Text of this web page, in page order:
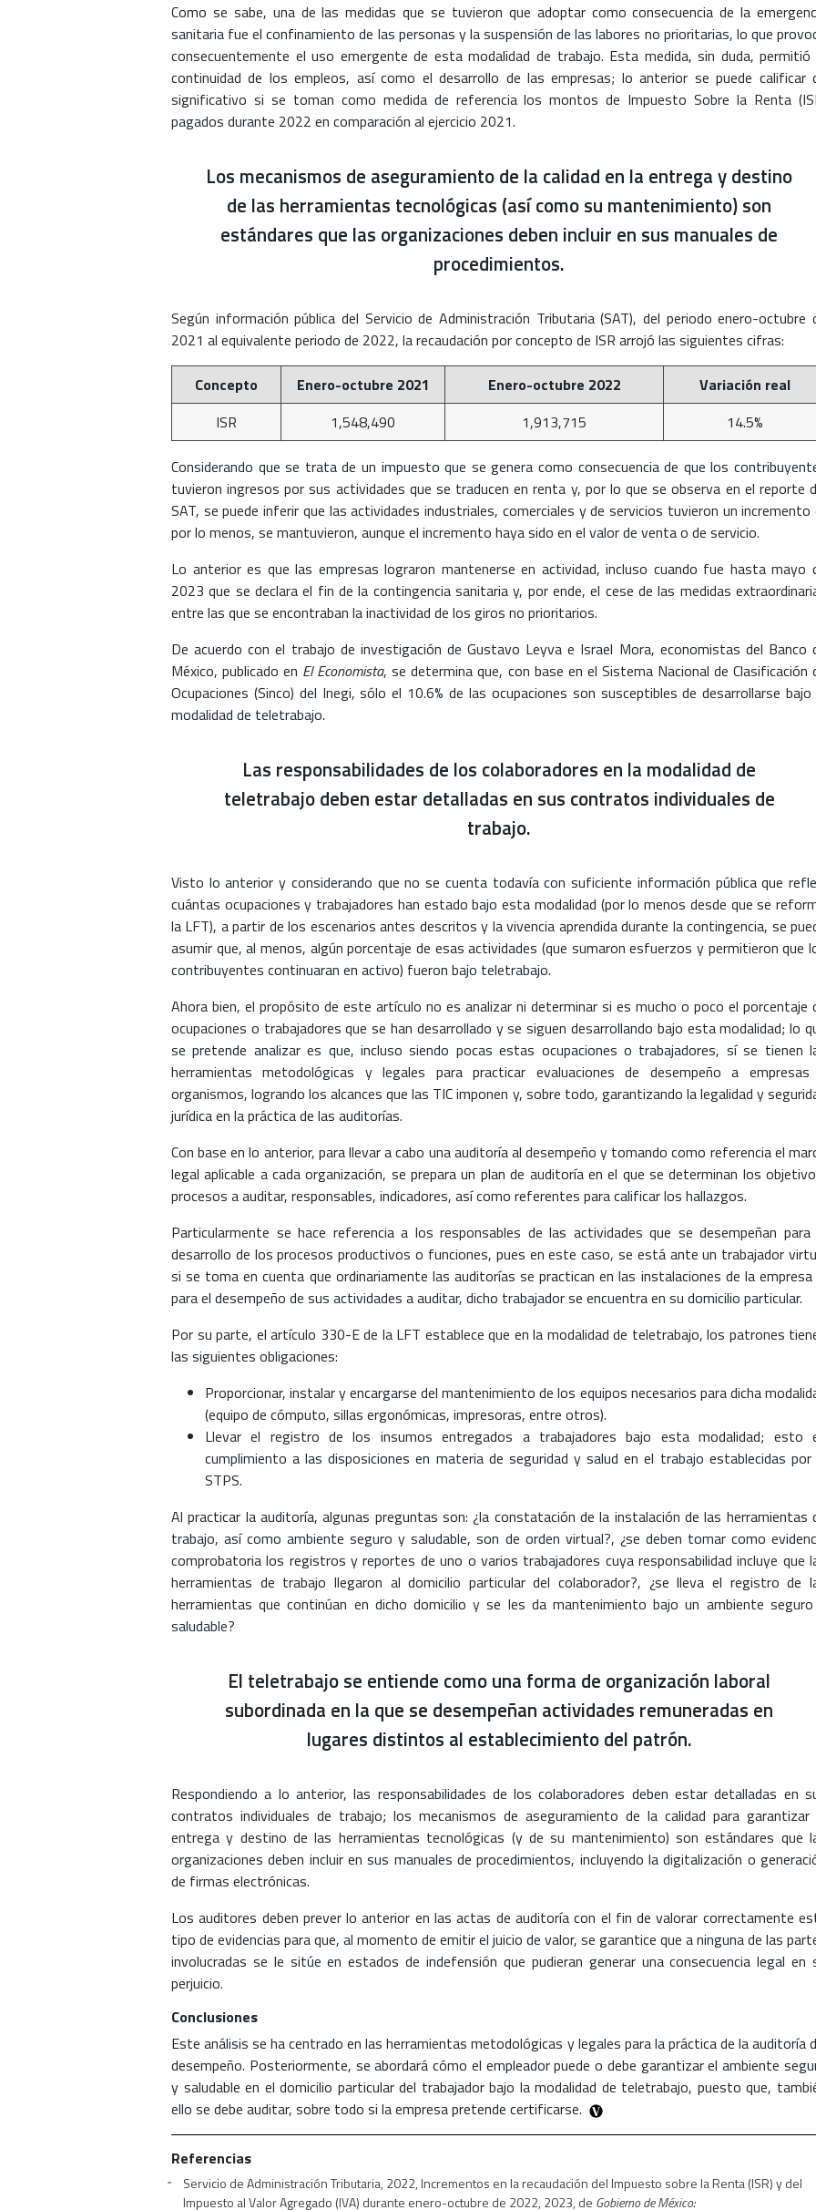
Como se sabe, una de las medidas que se tuvieron que adoptar como consecuencia de la
sanitaria fue el confinamiento de las personas y la suspensión de las labores no prioritarias, lo que
consecuentemente el uso emergente de esta modalidad de trabajo. Esta medida, sin duda, permitió
continuidad de los empleos, así como el desarrollo de las empresas; lo anterior se puede calificar
significativo si se toman como medida de referencia los montos de Impuesto Sobre la Renta
pagados durante 2022 en comparación al ejercicio 2021.
Los mecanismos de aseguramiento de la calidad en la entrega y destino
de las herramientas tecnológicas (así como su mantenimiento) son
estándares que las organizaciones deben incluir en sus manuales de
procedimientos.
Según información pública del Servicio de Administración Tributaria (SAT), del periodo enero-octubre
2021 al equivalente periodo de 2022, la recaudación por concepto de ISR arrojó las siguientes cifras:
Concepto Enero-octubre 2021 Enero-octubre 2022
Variación real
ISR
1,548,490 1,913,715 14.5%
Considerando que se trata de un impuesto que se genera como consecuencia de que los
tuvieron ingresos por sus actividades que se traducen en renta y, por lo que se observa en el reporte
SAT, se puede inferir que las actividades industriales, comerciales y de servicios tuvieron un incremento
por lo menos, se mantuvieron, aunque el incremento haya sido en el valor de venta o de servicio.
Lo anterior es que las empresas lograron mantenerse en actividad, incluso cuando fue hasta mayo
2023 que se declara el fin de la contingencia sanitaria y, por ende, el cese de las medidas
entre las que se encontraban la inactividad de los giros no prioritarios.
De acuerdo con el trabajo de investigación de Gustavo Leyva e Israel Mora, economistas del Banco
México, publicado en El Economista, se determina que, con base en el Sistema Nacional de Clasificación
Ocupaciones (Sinco) del Inegi, sólo el 10.6% de las ocupaciones son susceptibles de desarrollarse
modalidad de teletrabajo.
Las responsabilidades de los colaboradores en la modalidad de
teletrabajo deben estar detalladas en sus contratos individuales de
trabajo.
Visto lo anterior y considerando que no se cuenta todavía con suficiente información pública que
cuántas ocupaciones y trabajadores han estado bajo esta modalidad (por lo menos desde que se
la LFT), a partir de los escenarios antes descritos y la vivencia aprendida durante la contingencia, se
asumir que, al menos, algún porcentaje de esas actividades (que sumaron esfuerzos y permitieron que
contribuyentes continuaran en activo) fueron bajo teletrabajo.
Ahora bien, el propósito de este artículo no es analizar ni determinar si es mucho o poco el porcentaje
ocupaciones o trabajadores que se han desarrollado y se siguen desarrollando bajo esta modalidad; lo
se pretende analizar es que, incluso siendo pocas estas ocupaciones o trabajadores, sí se tienen
herramientas metodológicas y legales para practicar evaluaciones de desempeño a
organismos, logrando los alcances que las TIC imponen y, sobre todo, garantizando la legalidad y
jurídica en la práctica de las auditorías.
Con base en lo anterior, para llevar a cabo una auditoría al desempeño y tomando como referencia el
legal aplicable a cada organización, se prepara un plan de auditoría en el que se determinan los
procesos a auditar, responsables, indicadores, así como referentes para calificar los hallazgos.
Particularmente se hace referencia a los responsables de las actividades que se desempeñan para
desarrollo de los procesos productivos o funciones, pues en este caso, se está ante un trabajador
si se toma en cuenta que ordinariamente las auditorías se practican en las instalaciones de la empresa
para el desempeño de sus actividades a auditar, dicho trabajador se encuentra en su domicilio particular.
Por su parte, el artículo 330-E de la LFT establece que en la modalidad de teletrabajo, los patrones
las siguientes obligaciones:
Proporcionar, instalar y encargarse del mantenimiento de los equipos necesarios para dicha
(equipo de cómputo, sillas ergonómicas, impresoras, entre otros).
Llevar el registro de los insumos entregados a trabajadores bajo esta modalidad; esto
cumplimiento a las disposiciones en materia de seguridad y salud en el trabajo establecidas por
STPS.
Al practicar la auditoría, algunas preguntas son: ¿la constatación de la instalación de las herramientas
trabajo, así como ambiente seguro y saludable, son de orden virtual?, ¿se deben tomar como
comprobatoria los registros y reportes de uno o varios trabajadores cuya responsabilidad incluye que
herramientas de trabajo llegaron al domicilio particular del colaborador?, ¿se lleva el registro de
herramientas que continúan en dicho domicilio y se les da mantenimiento bajo un ambiente
saludable?
El teletrabajo se entiende como una forma de organización laboral
subordinada en la que se desempeñan actividades remuneradas en
lugares distintos al establecimiento del patrón.
Respondiendo a lo anterior, las responsabilidades de los colaboradores deben estar detalladas en
contratos individuales de trabajo; los mecanismos de aseguramiento de la calidad para garantizar
entrega y destino de las herramientas tecnológicas (y de su mantenimiento) son estándares que
organizaciones deben incluir en sus manuales de procedimientos, incluyendo la digitalización o
de firmas electrónicas.
Los auditores deben prever lo anterior en las actas de auditoría con el fin de valorar correctamente
tipo de evidencias para que, al momento de emitir el juicio de valor, se garantice que a ninguna de las
involucradas se le sitúe en estados de indefensión que pudieran generar una consecuencia legal en
perjuicio.
Conclusiones
Este análisis se ha centrado en las herramientas metodológicas y legales para la práctica de la auditoría
desempeño. Posteriormente, se abordará cómo el empleador puede o debe garantizar el ambiente
y saludable en el domicilio particular del trabajador bajo la modalidad de teletrabajo, puesto que,
ello se debe auditar, sobre todo si la empresa pretende certificarse.
Referencias
Servicio de Administración Tributaria, 2022, Incrementos en la recaudación del Impuesto sobre la Renta (ISR) y del
Impuesto al Valor Agregado (IVA) durante enero-octubre de 2022, 2023, de Gobierno de México: